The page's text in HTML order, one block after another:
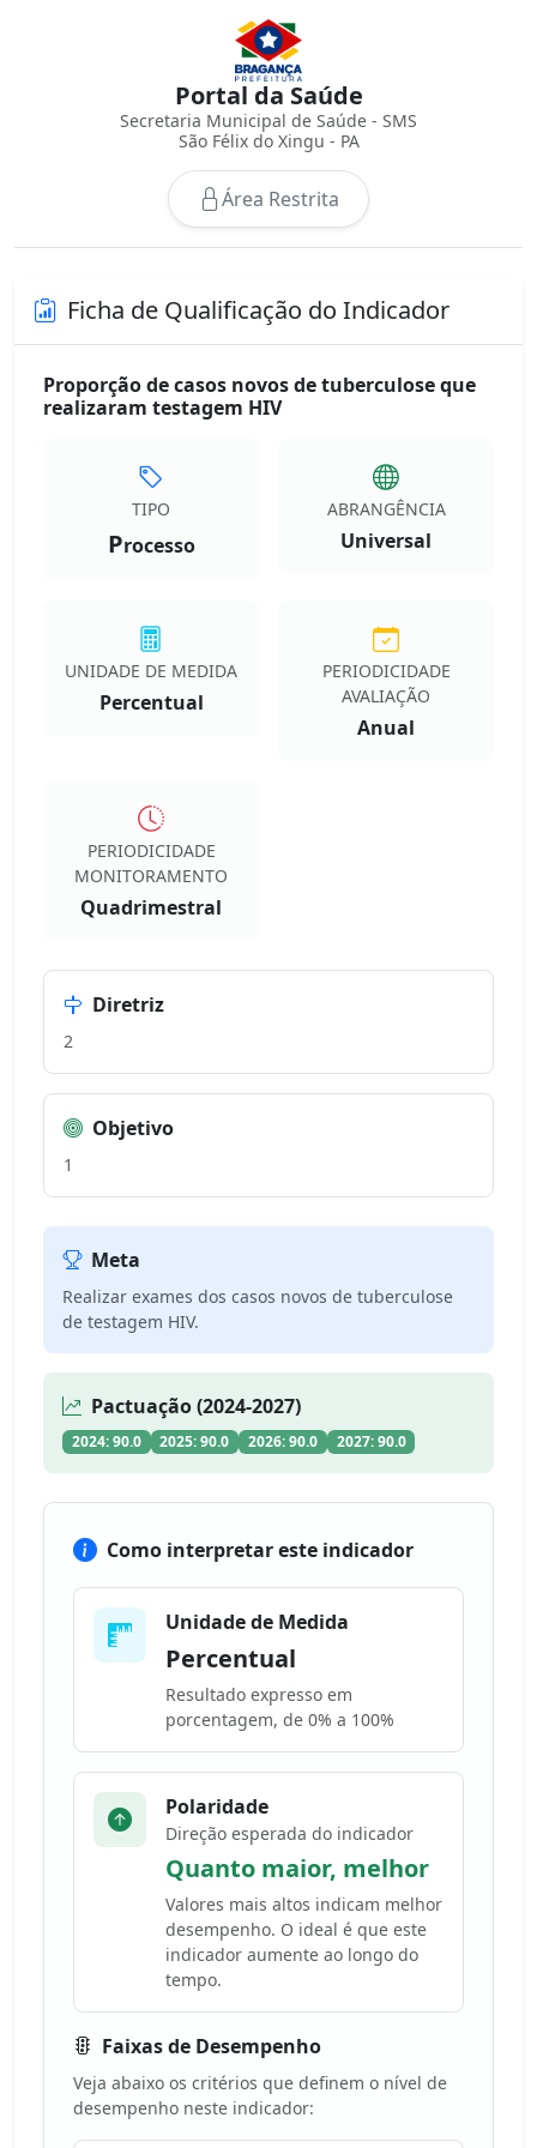
Portal da Saúde
Secretaria Municipal de Saúde - SMS
São Félix do Xingu - PA
Área Restrita
Ficha de Qualificação do Indicador
Proporção de casos novos de tuberculose que
realizaram testagem HIV
TIPO
Processo
ABRANGÊNCIA
Universal
UNIDADE DE MEDIDA
Percentual
PERIODICIDADE
AVALIAÇÃO
Anual
PERIODICIDADE
MONITORAMENTO
Quadrimestral
Diretriz
2
Objetivo
1
Meta
Realizar exames dos casos novos de tuberculose
de testagem HIV.
Pactuação (2024-2027)
2024: 90.0 2025: 90.0 2026: 90.0 2027: 90.0
Como interpretar este indicador
Unidade de Medida
Percentual
Resultado expresso em
porcentagem, de 0% a 100%
Polaridade
Direção esperada do indicador
Quanto maior, melhor
Valores mais altos indicam melhor
desempenho. O ideal é que este
indicador aumente ao longo do
tempo.
Faixas de Desempenho
Veja abaixo os critérios que definem o nível de
desempenho neste indicador: